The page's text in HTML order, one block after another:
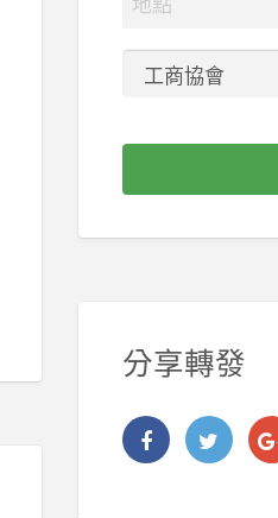
分享轉發